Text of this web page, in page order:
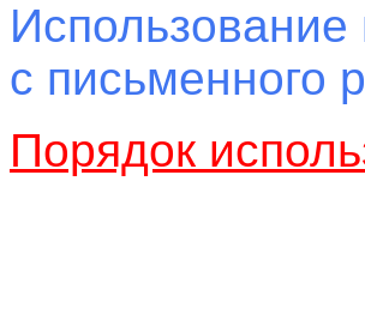
с письменного
Порядок